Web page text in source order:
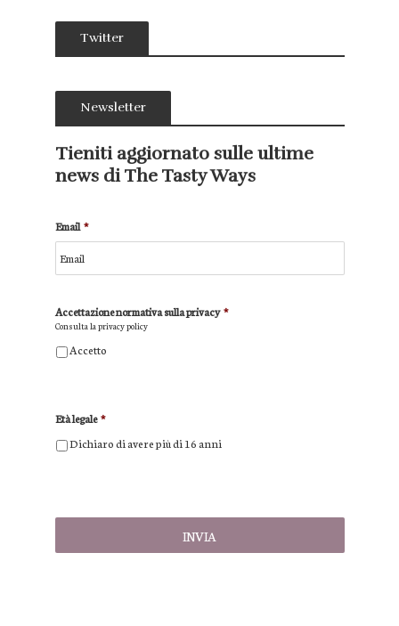
Twitter
Newsletter
Tieniti aggiornato sulle ultime
news di The Tasty Ways
Email *
Accettazione normativa sulla privacy *
Consulta la privacy policy
Accetto
Età legale *
Dichiaro di avere più di 16 anni